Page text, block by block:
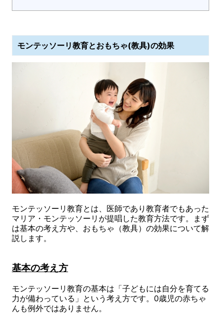
モンテッソーリ教育とおもちゃ(教具)の効果
モンテッソーリ教育とは、医師であり教育者でもあった
マリア・モンテッソーリが提唱した教育方法です。まず
は基本の考え方や、おもちゃ（教具）の効果について解
説します。
基本の考え方
モンテッソーリ教育の基本は「子どもには自分を育てる
力が備わっている」という考え方です。0歳児の赤ちゃ
んも例外ではありません。